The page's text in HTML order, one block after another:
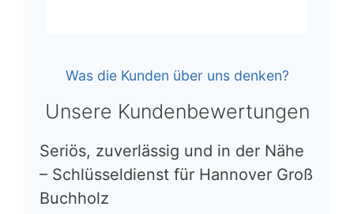
Was die Kunden über uns denken?
Unsere Kundenbewertungen
Seriös, zuverlässig und in der Nähe
– Schlüsseldienst für Hannover Groß
Buchholz